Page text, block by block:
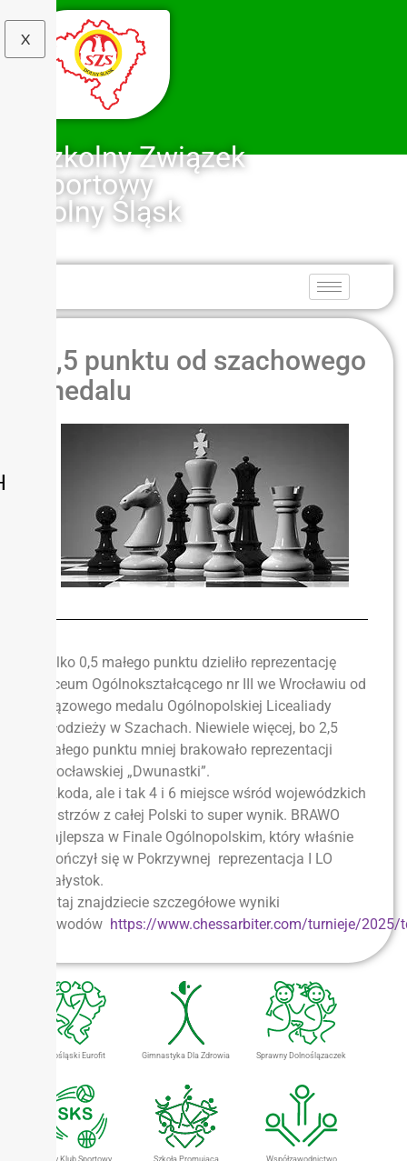
Szkolny Związek
Sportowy
Dolny Śląsk
X
0,5 punktu od szachowego
medalu
Tylko 0,5 małego punktu dzieliło reprezentację
Liceum Ogólnokształcącego nr III we Wrocławiu od
brązowego medalu Ogólnopolskiej Licealiady
Młodzieży w Szachach. Niewiele więcej, bo 2,5
małego punktu mniej brakowało reprezentacji
wrocławskiej „Dwunastki”.
Szkoda, ale i tak 4 i 6 miejsce wśród wojewódzkich
Mistrzów z całej Polski to super wynik. BRAWO
Najlepsza w Finale Ogólnopolskim, który właśnie
skończył się w Pokrzywnej reprezentacja I LO
Białystok.
Tutaj znajdziecie szczegółowe wyniki
zawodów https://www.chessarbiter.com/turnieje/2025/
Dolnośląski Eurofit Gimnastyka Dla Zdrowia Sprawny Dolnoślązaczek
Szkolny Klub Sportowy Szkoła Promująca Współzawodnictwo